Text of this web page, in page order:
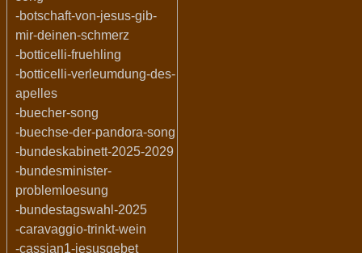
-botschaft-von-jesus-gib-
mir-deinen-schmerz
-botticelli-fruehling
-botticelli-verleumdung-des-
apelles
-buecher-song
-buechse-der-pandora-song
-bundeskabinett-2025-2029
-bundesminister-
problemloesung
-bundestagswahl-2025
-caravaggio-trinkt-wein
-cassian1-jesusgebet